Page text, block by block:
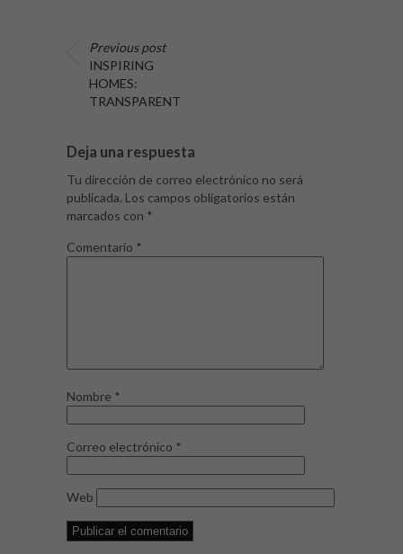
Previous post
INSPIRING
HOMES:
TRANSPARENT
Deja una respuesta
Tu dirección de correo electrónico no será
publicada. Los campos obligatorios están
marcados con *
Comentario *
Nombre *
Correo electrónico *
Web